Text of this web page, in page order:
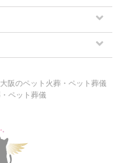
大阪のペット火葬・ペット葬儀
ペット葬儀